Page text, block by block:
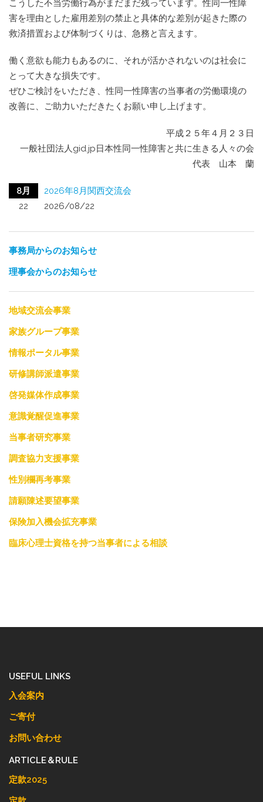
こうした不当労働行為がまだまだ残っています。性同一性障
害を理由とした雇用差別の禁止と具体的な差別が起きた際の
救済措置および体制づくりは、急務と言えます。
働く意欲も能力もあるのに、それが活かされないのは社会に
とって大きな損失です。
ぜひご検討をいただき、性同一性障害の当事者の労働環境の
改善に、ご助力いただきたくお願い申し上げます。
平成２５年４月２３日
一般社団法人gid.jp日本性同一性障害と共に生きる人々の会
代表 山本 蘭
8月
22
2026年8月関西交流会
2026/08/22
事務局からのお知らせ
理事会からのお知らせ
地域交流会事業
家族グループ事業
情報ポータル事業
研修講師派遣事業
啓発媒体作成事業
意識覚醒促進事業
当事者研究事業
調査協力支援事業
性別欄再考事業
請願陳述要望事業
保険加入機会拡充事業
臨床心理士資格を持つ当事者による相談
USEFUL LINKS
入会案内
ご寄付
お問い合わせ
ARTICLE＆RULE
定款2025